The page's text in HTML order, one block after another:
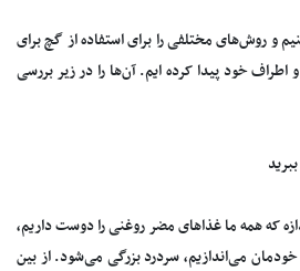
و روش‌های مختلفی را برای استفاده از گچ برای
اطراف خود پیدا کرده ایم. آن‌ها را در زیر بررسی
که همه ما غذا‌های مضر روغنی را دوست داریم،
می‌اندازیم، سردرد بزرگی می‌شود. از بین